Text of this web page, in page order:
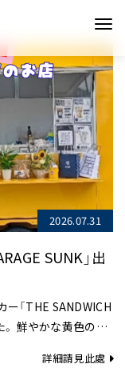
2026.07.31
SUNK」出
ー「THE SANDWICH
。 鮮やかな黄色の車
詳細請見此處